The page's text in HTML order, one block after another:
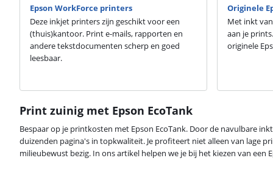
Epson WorkForce printers
Deze inkjet printers zijn geschikt voor een
(thuis)kantoor. Print e-mails, rapporten en
andere tekstdocumenten scherp en goed
leesbaar.
Originele
Met inkt
aan je
originele
Print zuinig met Epson EcoTank
Bespaar op je printkosten met Epson EcoTank. Door de navulbare
duizenden pagina's in topkwaliteit. Je profiteert niet alleen van lage
milieubewust bezig. In ons artikel helpen we je bij het kiezen van een